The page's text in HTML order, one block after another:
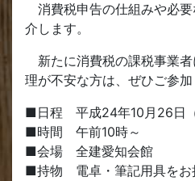
消費税申告の仕組みや必
介します。
新たに消費税の課税事業
理が不安な方は、ぜひご参加
■日程 平成24年10月26日（
■時間 午前10時～
■会場 全建愛知会館
■持物 電卓・筆記用具をお